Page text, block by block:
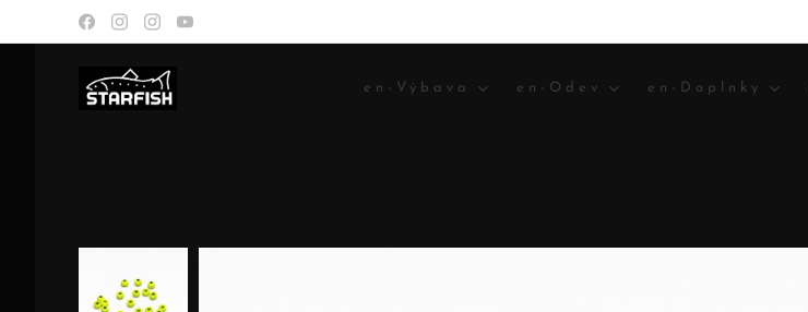
en-Výbava en-Odev en-Doplnky